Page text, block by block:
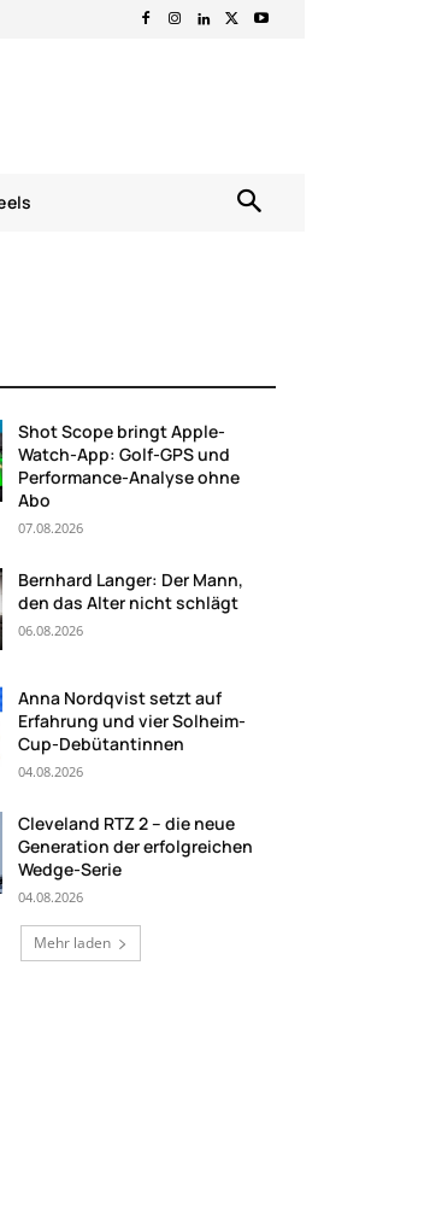
Shot Scope bringt Apple-
Watch-App: Golf-GPS und
Performance-Analyse ohne
Abo
07.08.2026
Bernhard Langer: Der Mann,
den das Alter nicht schlägt
06.08.2026
Anna Nordqvist setzt auf
Erfahrung und vier Solheim-
Cup-Debütantinnen
04.08.2026
Cleveland RTZ 2 – die neue
Generation der erfolgreichen
Wedge-Serie
04.08.2026
Mehr laden